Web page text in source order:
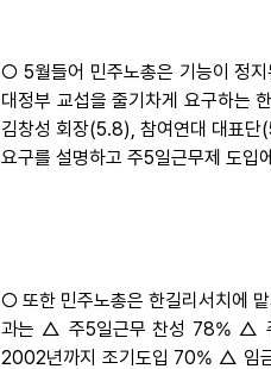
○ 5월들어 민주노총은 기능이 정지
대정부 교섭을 줄기차게 요구하는
김창성 회장(5.8), 참여연대 대표단
요구를 설명하고 주5일근무제 도입
○ 또한 민주노총은 한길리서치에
과는 △ 주5일근무 찬성 78% △
2002년까지 조기도입 70% △ 임